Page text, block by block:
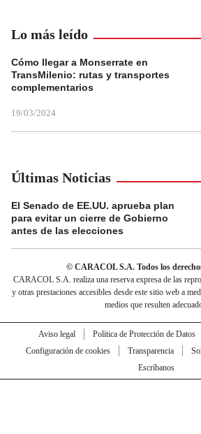
Lo más leído
Cómo llegar a Monserrate en
TransMilenio: rutas y transportes
complementarios
19/03/2024
Últimas Noticias
El Senado de EE.UU. aprueba plan
para evitar un cierre de Gobierno
antes de las elecciones
© CARACOL S.A. Todos los
CARACOL S.A. realiza una reserva expresa de las
y otras prestaciones accesibles desde este sitio web a
medios que resulten
Aviso legal Política de Protección de Datos
Configuración de cookies
Transparencia
Escríbanos